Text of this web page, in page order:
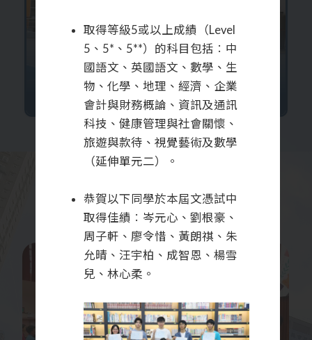
入學申請
校園相簿
取得等級5或以上成績（Level
5、5*、5**）的科目包括︰中
國語文、英國語文、數學、生
物、化學、地理、經濟、企業
會計與財務概論、資訊及通訊
科技、健康管理與社會關懷、
旅遊與款待、視覺藝術及數學
（延伸單元二）。
恭賀以下同學於本屆文憑試中
取得佳績︰岑元心、劉根豪、
周子軒、廖令惜、黃朗祺、朱
允晴、汪宇柏、成智恩、楊雪
兒、林心柔。